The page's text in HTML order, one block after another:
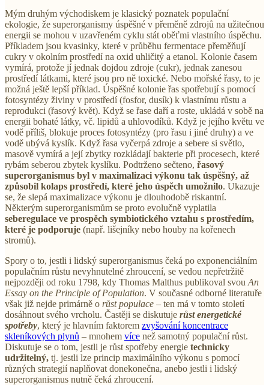
Mým druhým východiskem je klasický poznatek populační
ekologie, že superorganismy úspěšné v přeměně zdrojů na užitečnou
energii se mohou v uzavřeném cyklu stát oběťmi vlastního úspěchu.
Příkladem jsou kvasinky, které v průběhu fermentace přeměňují
cukry v okolním prostředí na oxid uhličitý a etanol. Kolonie časem
vymírá, protože jí jednak dojdou zdroje (cukr), jednak zanesou
prostředí látkami, které jsou pro ně toxické. Nebo mořské řasy, to je
možná ještě lepší příklad. Úspěšné kolonie řas spotřebují s pomocí
fotosyntézy živiny v prostředí (fosfor, dusík) k vlastnímu růstu a
reprodukci (řasový květ). Když se řase daří a roste, ukládá v sobě na
energii bohaté látky, vč. lipidů a uhlovodíků. Když je jejího květu ve
vodě příliš, blokuje proces fotosyntézy (pro řasu i jiné druhy) a ve
vodě ubývá kyslík. Když řasa vyčerpá zdroje a sebere si světlo,
masově vymírá a její zbytky rozkládají bakterie při procesech, které
rybám seberou zbytek kyslíku. Podtrženo sečteno, řasový
superorganismus byl v maximalizaci výkonu tak úspěšný, až
způsobil kolaps prostředí, které jeho úspěch umožnilo. Ukazuje
se, že slepá maximalizace výkonu je dlouhodobě riskantní.
Některým superorganismům se proto evolučně vyplatila
seberegulace ve prospěch symbiotického vztahu s prostředím,
které je podporuje (např. lišejníky nebo houby na kořenech
stromů).
Spory o to, jestli i lidský superorganismus čeká po exponenciálním
populačním růstu nevyhnutelné zhroucení, se vedou nepřetržitě
nejpozději od roku 1798, kdy Thomas Malthus publikoval svou An
Essay on the Principle of Population. V současné odborné literatuře
však již nejde primárně o růst populace – ten má v tomto století
dosáhnout svého vrcholu. Častěji se diskutuje růst energetické
spotřeby, který je hlavním faktorem zvyšování koncentrace
skleníkových plynů – mnohem více než samotný populační růst.
Diskutuje se o tom, jestli je růst spotřeby energie technicky
udržitelný, tj. jestli lze princip maximálního výkonu s pomocí
různých strategií naplňovat donekonečna, anebo jestli i lidský
superorganismus nutně čeká zhroucení.